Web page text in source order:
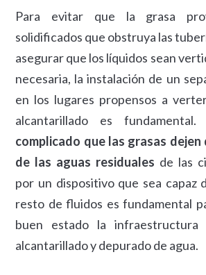
Para evitar que la grasa
solidificados que obstruya las
asegurar que los líquidos sean
necesaria, la instalación de un
en los lugares propensos a
alcantarillado es
complicado que las grasas
de las aguas residuales de las
por un dispositivo que sea capaz
resto de fluidos es fundamental
buen estado la infraestructura
alcantarillado y depurado de agua.